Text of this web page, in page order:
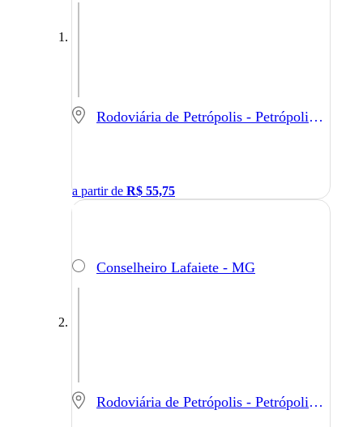
Rodoviária de Petrópolis - Petrópolis - RJ
a partir de R$ 55,75
Conselheiro Lafaiete - MG
Rodoviária de Petrópolis - Petrópolis - RJ